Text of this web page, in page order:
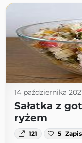
14 października
Sałatka z
ryżem
121 5